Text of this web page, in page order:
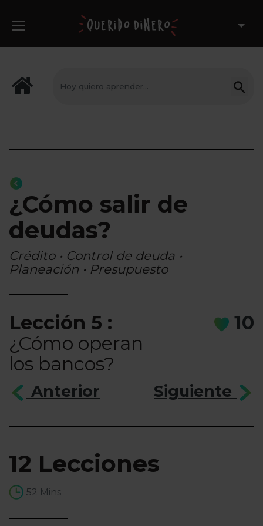
¿Cómo salir de
deudas?
Crédito • Control de deuda •
Planeación • Presupuesto
Lección 5 :
¿Cómo operan
los bancos?
10
Anterior Siguiente
12 Lecciones
52 Mins